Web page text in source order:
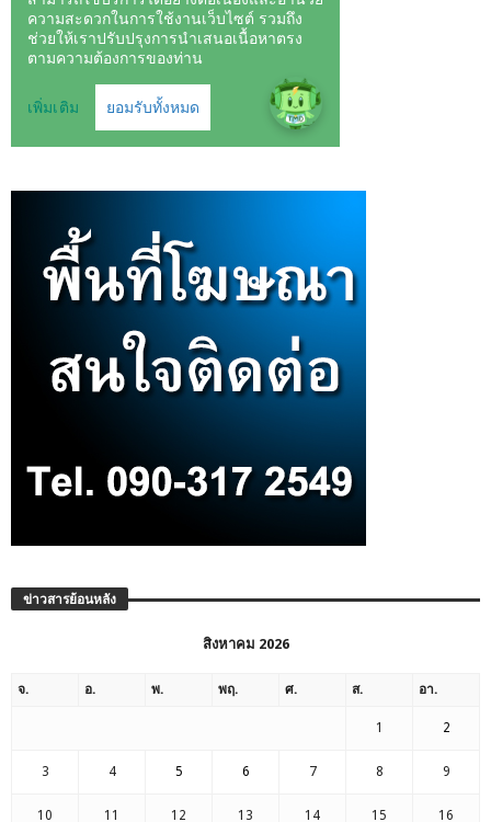
ข่าวสารย้อนหลัง
สิงหาคม 2026
จ. อ. พ. พฤ. ศ. ส. อา.
1 2
3 4 5 6 7 8 9
10 11 12 13 14 15 16